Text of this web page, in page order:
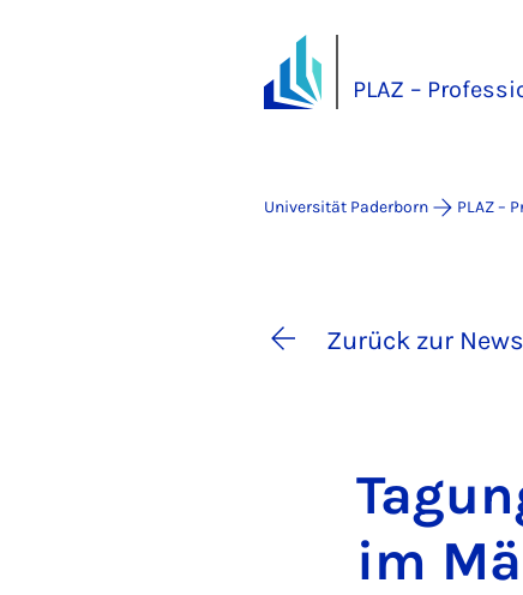
PLAZ –
Universität Paderborn PLAZ –
Zurück zur
im